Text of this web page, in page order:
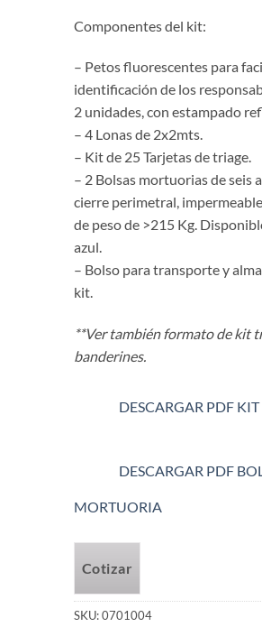
Componentes del kit:
– Petos fluorescentes para
identificación de los
2 unidades, con estampado
– 4 Lonas de 2x2mts.
– Kit de 25 Tarjetas de triage.
– 2 Bolsas mortuorias de seis
cierre perimetral,
de peso de >215 Kg.
azul.
– Bolso para transporte y
kit.
**Ver también formato de kit
banderines.
DESCARGAR PDF KIT
DESCARGAR PDF
MORTUORIA
Cotizar
SKU:0701004